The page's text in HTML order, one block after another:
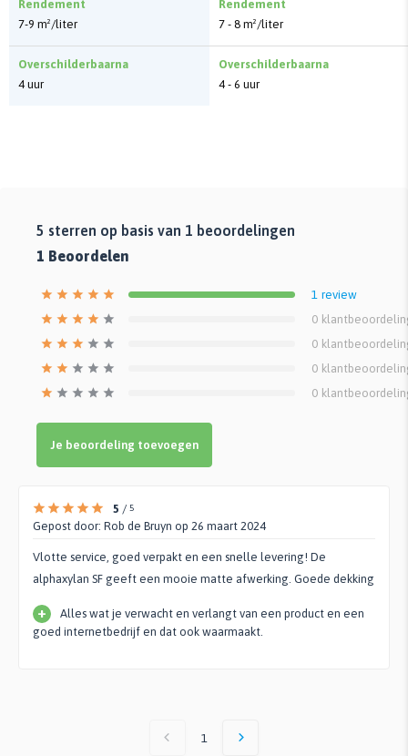
Rendement
7-9 m²/liter
Overschilderbaarna
4 uur
Rendement
7 - 8 m²/liter
Overschilderbaarna
4 - 6 uur
5 sterren op basis van 1 beoordelingen
1 Beoordelen
1 review
0
0
0
0
Je beoordeling toevoegen
5 / 5
Gepost door: Rob de Bruyn op 26 maart 2024
Vlotte service, goed verpakt en een snelle levering! De
alphaxylan SF geeft een mooie matte afwerking. Goede dekking
+
Alles wat je verwacht en verlangt van een product en een
goed internetbedrijf en dat ook waarmaakt.
1